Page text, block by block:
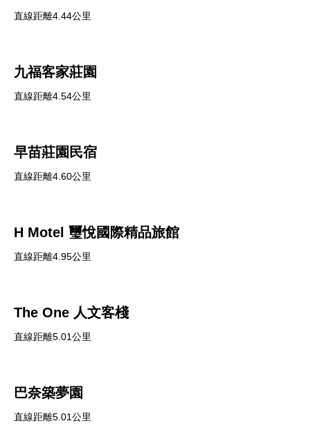
直線距離4.44公里
九福客家莊園
直線距離4.54公里
早苗莊園民宿
直線距離4.60公里
H Motel 璽悅國際精品旅館
直線距離4.95公里
The One 人文客棧
直線距離5.01公里
巴奈築夢園
直線距離5.01公里